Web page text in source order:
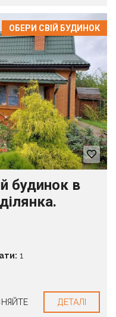
ОБЕРИ СВІЙ БУДИНОК
будинок в
1
ДЕТАЛІ